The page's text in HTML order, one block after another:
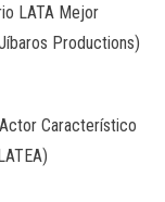
LATA Mejor
Productions)
Característico